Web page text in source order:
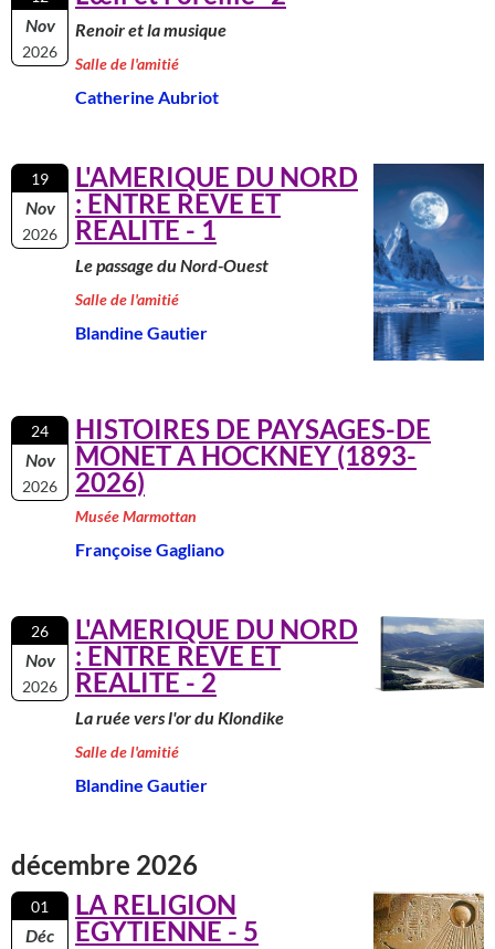
Nov
2026
Renoir et la musique
Salle de l'amitié
Catherine Aubriot
19
Nov
2026
L'AMERIQUE DU NORD
: ENTRE REVE ET
REALITE - 1
Le passage du Nord-Ouest
Salle de l'amitié
Blandine Gautier
24
Nov
2026
HISTOIRES DE PAYSAGES-DE
MONET A HOCKNEY (1893-
2026)
Musée Marmottan
Françoise Gagliano
26
Nov
2026
L'AMERIQUE DU NORD
: ENTRE REVE ET
REALITE - 2
La ruée vers l'or du Klondike
Salle de l'amitié
Blandine Gautier
décembre 2026
01
Déc
LA RELIGION
EGYTIENNE - 5